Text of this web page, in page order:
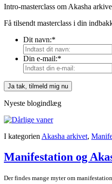
Intro-masterclass om Akasha
Få tilsendt masterclass i din
Dit navn:*
Din e-mail:*
Nyeste blogindlæg
I kategorien Akasha arkivet,
Manifestation og
Der findes mange myter om manifestation.